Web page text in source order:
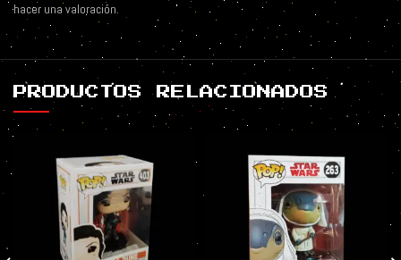
hacer una valoración.
PRODUCTOS RELACIONADOS